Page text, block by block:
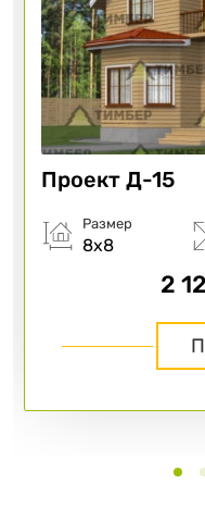
Проект Д-15
Размер
8х8
2